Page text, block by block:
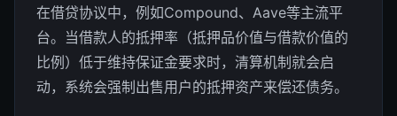
在借贷协议中，例如Compound、Aave等主流平
台。当借款人的抵押率（抵押品价值与借款价值的
比例）低于维持保证金要求时，清算机制就会启
动，系统会强制出售用户的抵押资产来偿还债务。